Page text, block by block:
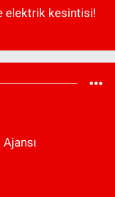
elektrik kesintisi!